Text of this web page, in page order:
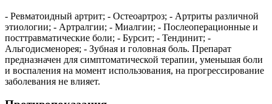
- Ревматоидный артрит; - Остеоартроз; - Артриты различной
этиологии; - Артралгии; - Миалгии; - Послеоперационные и
посттравматические боли; - Бурсит; - Тендинит; -
Альгодисменорея; - Зубная и головная боль. Препарат
предназначен для симптоматической терапии, уменьшая боли
и воспаления на момент использования, на прогрессирование
заболевания не влияет.